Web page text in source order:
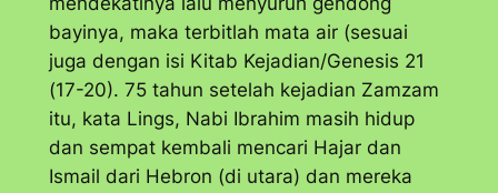
bayinya, maka terbitlah mata air (sesuai
juga dengan isi Kitab Kejadian/Genesis 21
(17-20). 75 tahun setelah kejadian Zamzam
itu, kata Lings, Nabi Ibrahim masih hidup
dan sempat kembali mencari Hajar dan
Ismail dari Hebron (di utara) dan mereka